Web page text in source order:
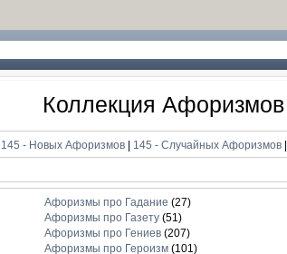
Коллекция Афоризмов
145 - Новых Афоризмов | 145 - Случайных Афоризмов |
Афоризмы про Гадание (27)
Афоризмы про Газету(51)
Афоризмы про Гениев(207)
Афоризмы про Героизм(101)